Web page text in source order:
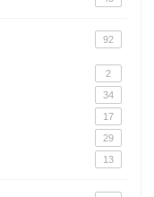
92
2
34
17
29
13